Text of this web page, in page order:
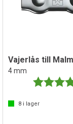
4 mm
Betyg:
8 i lager